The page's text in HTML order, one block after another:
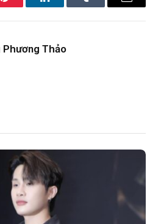
Pinterest LinkedInTumblr Email
Phương Thảo